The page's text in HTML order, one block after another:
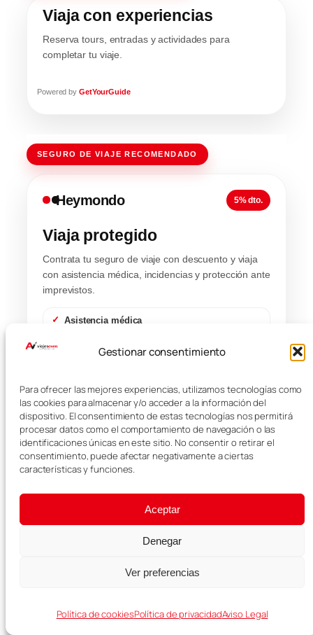
Gestionar consentimiento
Para ofrecer las mejores experiencias, utilizamos tecnologías como
las cookies para almacenar y/o acceder a la información del
dispositivo. El consentimiento de estas tecnologías nos permitirá
procesar datos como el comportamiento de navegación o las
identificaciones únicas en este sitio. No consentir o retirar el
consentimiento, puede afectar negativamente a ciertas
características y funciones.
Aceptar
Denegar
Ver preferencias
Política de cookiesPolítica de privacidadAviso Legal
Viaja con experiencias
Reserva tours, entradas y actividades para
completar tu viaje.
Powered by GetYourGuide
SEGURO DE VIAJE RECOMENDADO
Heymondo 5% dto.
Viaja protegido
Contrata tu seguro de viaje con descuento y viaja
con asistencia médica, incidencias y protección ante
imprevistos.
Asistencia médica
Cancelación opcional
Ver seguro con descuento →
RECOMENDADO PARA TU VIAJE